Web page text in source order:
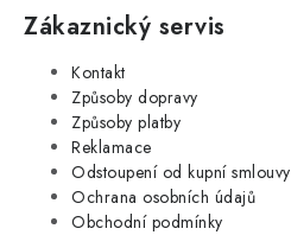
Zákaznický servis
Kontakt
Způsoby dopravy
Způsoby platby
Reklamace
Odstoupení od kupní smlouvy
Ochrana osobních údajů
Obchodní podmínky